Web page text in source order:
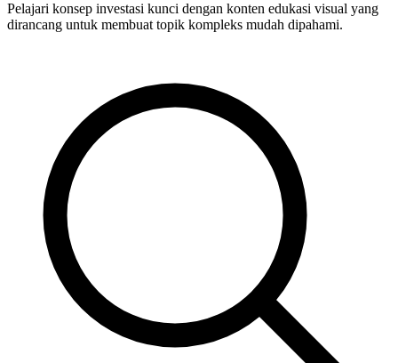
Pelajari konsep investasi kunci dengan konten edukasi visual yang
dirancang untuk membuat topik kompleks mudah dipahami.